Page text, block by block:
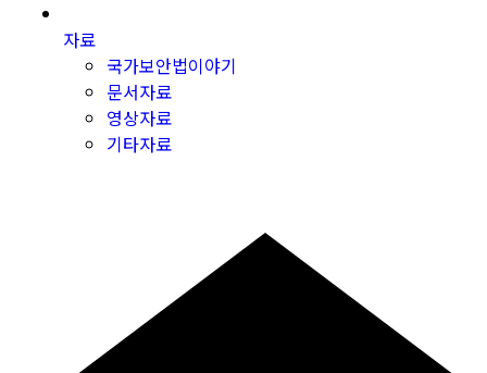
자료
국가보안법이야기
문서자료
영상자료
기타자료